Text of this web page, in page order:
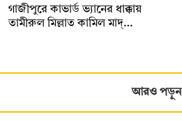
গাজীপুরে কাভার্ড ভ্যানের ধাক্কায়
তামীরুল মিল্লাত কামিল মাদ্…
আরও পড়ুন